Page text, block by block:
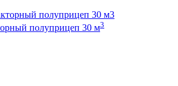
полуприцеп 30 м3